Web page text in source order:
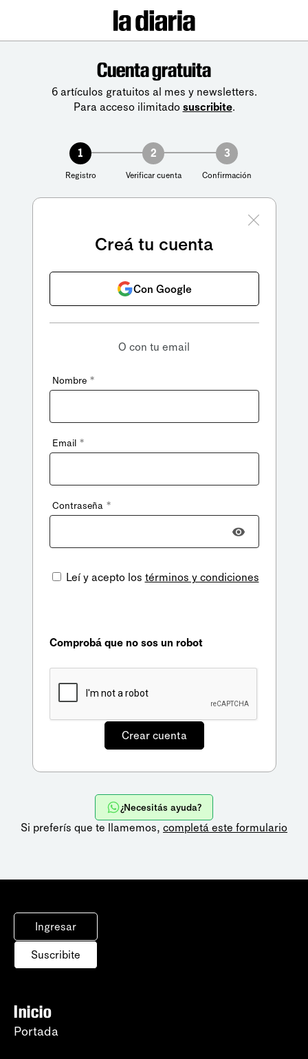
Cuenta gratuita
6 artículos gratuitos al mes y newsletters.
Para acceso ilimitado suscribite.
1
Registro
2
Verificar cuenta
3
Confirmación
Creá tu cuenta
Con Google
O con tu email
Nombre *
Email *
Contraseña *
Leí y acepto los términos y condiciones
Comprobá que no sos un robot
¿Necesitás ayuda?
Si preferís que te llamemos, completá este formulario
Ingresar
Suscribite
Inicio
Portada